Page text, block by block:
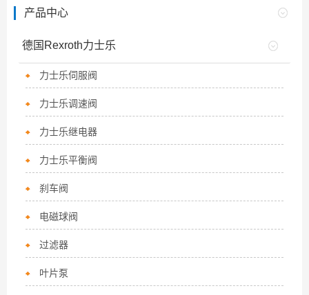
产品中心
德国Rexroth力士乐
力士乐伺服阀
力士乐调速阀
力士乐继电器
力士乐平衡阀
刹车阀
电磁球阀
过滤器
叶片泵